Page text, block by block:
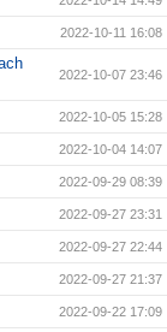
2022-10-11 16:08
2022-10-07 23:46
2022-10-05 15:28
2022-10-04 14:07
2022-09-29 08:39
2022-09-27 23:31
2022-09-27 22:44
2022-09-27 21:37
2022-09-22 17:09